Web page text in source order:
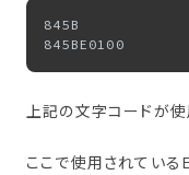
845B
上記の文字コードが使
ここで使用されてい